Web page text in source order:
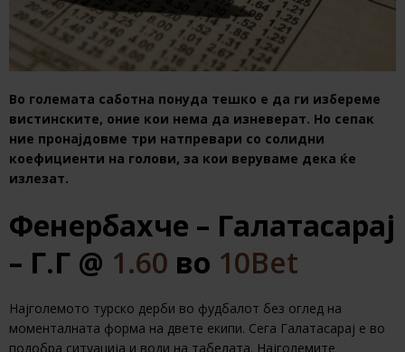
Во големата саботна понуда тешко е да ги избереме
вистинските, оние кои нема да изневерат. Но сепак
ние пронајдовме три натпревари со солидни
коефициенти на голови, за кои веруваме дека ќе
излезат.
Фенербахче – Галатасарај
– Г.Г @ 1.60 во 10Bet
Најголемото турско дерби во фудбалот без оглед на
моменталната форма на двете екипи. Сега Галатасарај е во
подобра ситуација и води на табелата. Најголемите